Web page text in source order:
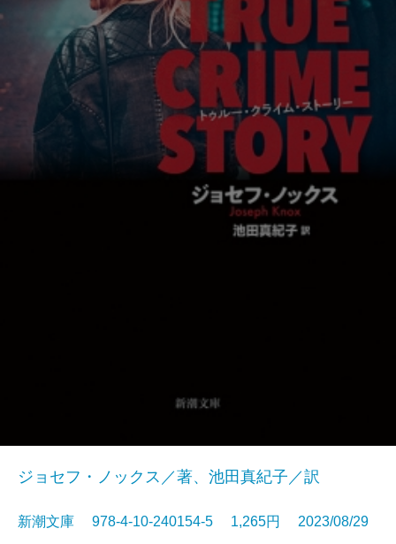
ジョセフ・ノックス／著、池田真紀子／訳
新潮文庫 978-4-10-240154-5 1,265円 2023/08/29